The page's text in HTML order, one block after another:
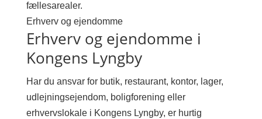
fællesarealer.
Erhverv og ejendomme
Erhverv og ejendomme i
Kongens Lyngby
Har du ansvar for butik, restaurant, kontor, lager,
udlejningsejendom, boligforening eller
erhvervslokale i Kongens Lyngby, er hurtig